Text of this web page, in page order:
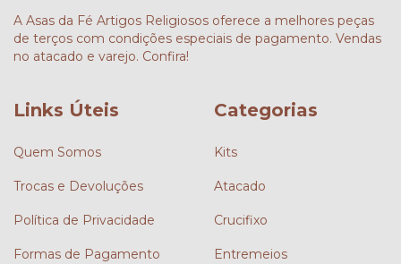
A Asas da Fé Artigos Religiosos oferece a melhores peças
de terços com condições especiais de pagamento. Vendas
no atacado e varejo. Confira!
Links Úteis
Quem Somos
Trocas e Devoluções
Política de Privacidade
Formas de Pagamento
Categorias
Kits
Atacado
Crucifixo
Entremeios